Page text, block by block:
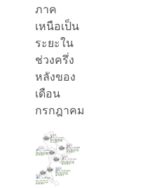
ภาค
เหนือเป็น
ระยะใน
ช่วงครึ่ง
หลังของ
เดือน
กรกฎาคม